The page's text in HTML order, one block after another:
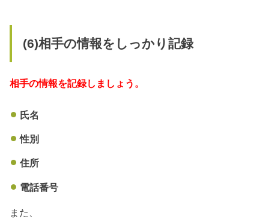
(6)相手の情報をしっかり記録
相手の情報を記録しましょう。
氏名
性別
住所
電話番号
また、